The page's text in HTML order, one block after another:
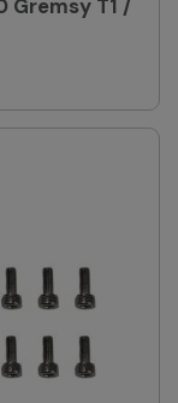
Gremsy T1 /